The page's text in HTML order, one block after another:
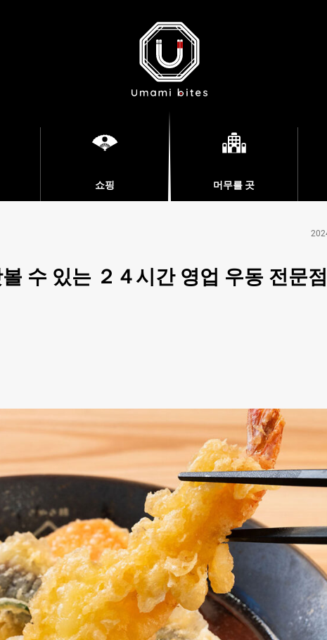
쇼핑 머무를 곳
수 있는 ２４시간 영업 우동 전문점